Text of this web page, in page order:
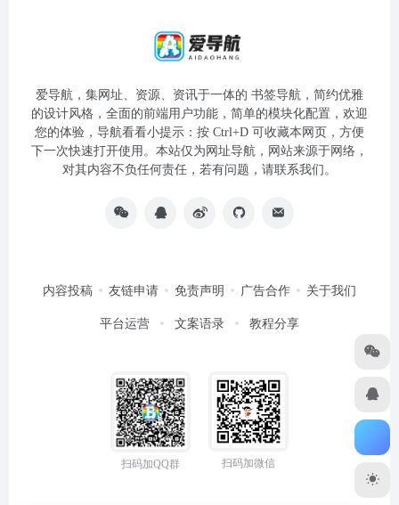
爱导航，集网址、资源、资讯于一体的 书签导航，简约优雅
的设计风格，全面的前端用户功能，简单的模块化配置，欢迎
您的体验，导航看看小提示：按 Ctrl+D 可收藏本网页，方便
下一次快速打开使用。本站仅为网址导航，网站来源于网络，
对其内容不负任何责任，若有问题，请联系我们。
内容投稿 友链申请 免责声明 广告合作 关于我们
平台运营 文案语录 教程分享
扫码加QQ群 扫码加微信